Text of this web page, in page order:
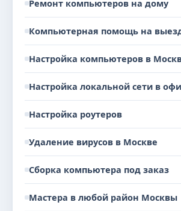
Ремонт компьютеров на дому
Компьютерная помощь на
Настройка компьютеров в
Настройка локальной сети в
Настройка роутеров
Удаление вирусов в Москве
Сборка компьютера под заказ
Мастера в любой район Москвы